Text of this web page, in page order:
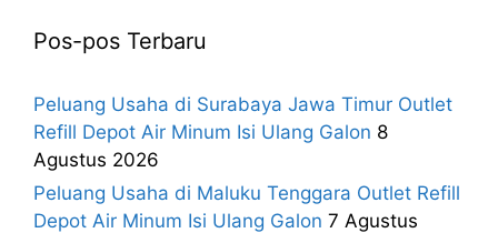
Pos-pos Terbaru
Peluang Usaha di Surabaya Jawa Timur Outlet
Refill Depot Air Minum Isi Ulang Galon 8
Agustus 2026
Peluang Usaha di Maluku Tenggara Outlet Refill
Depot Air Minum Isi Ulang Galon 7 Agustus